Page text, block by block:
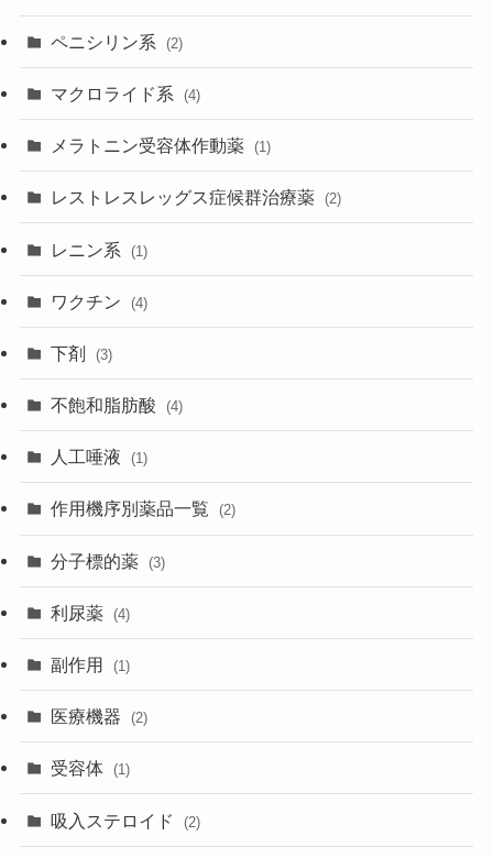
ペニシリン系 (2)
マクロライド系 (4)
メラトニン受容体作動薬 (1)
レストレスレッグス症候群治療薬 (2)
レニン系 (1)
ワクチン (4)
下剤 (3)
不飽和脂肪酸 (4)
人工唾液 (1)
作用機序別薬品一覧 (2)
分子標的薬 (3)
利尿薬 (4)
副作用 (1)
医療機器 (2)
受容体 (1)
吸入ステロイド (2)